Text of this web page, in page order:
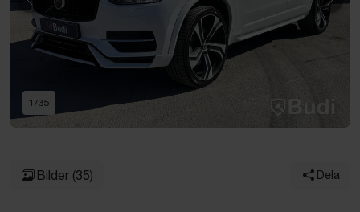
Föregående
1 /35
Bilder (35) Dela